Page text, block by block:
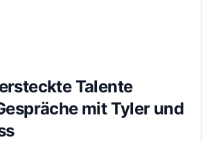
Talente
mit Tyler und